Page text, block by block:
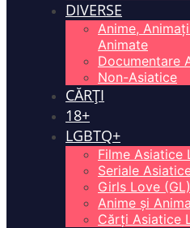
DIVERSE
Anime,
Animate
Documentare
Non-Asiatice
CĂRȚI
18+
LGBTQ+
Filme Asiatice
Seriale
Girls Love (GL)
Anime și
Cărți Asiatice